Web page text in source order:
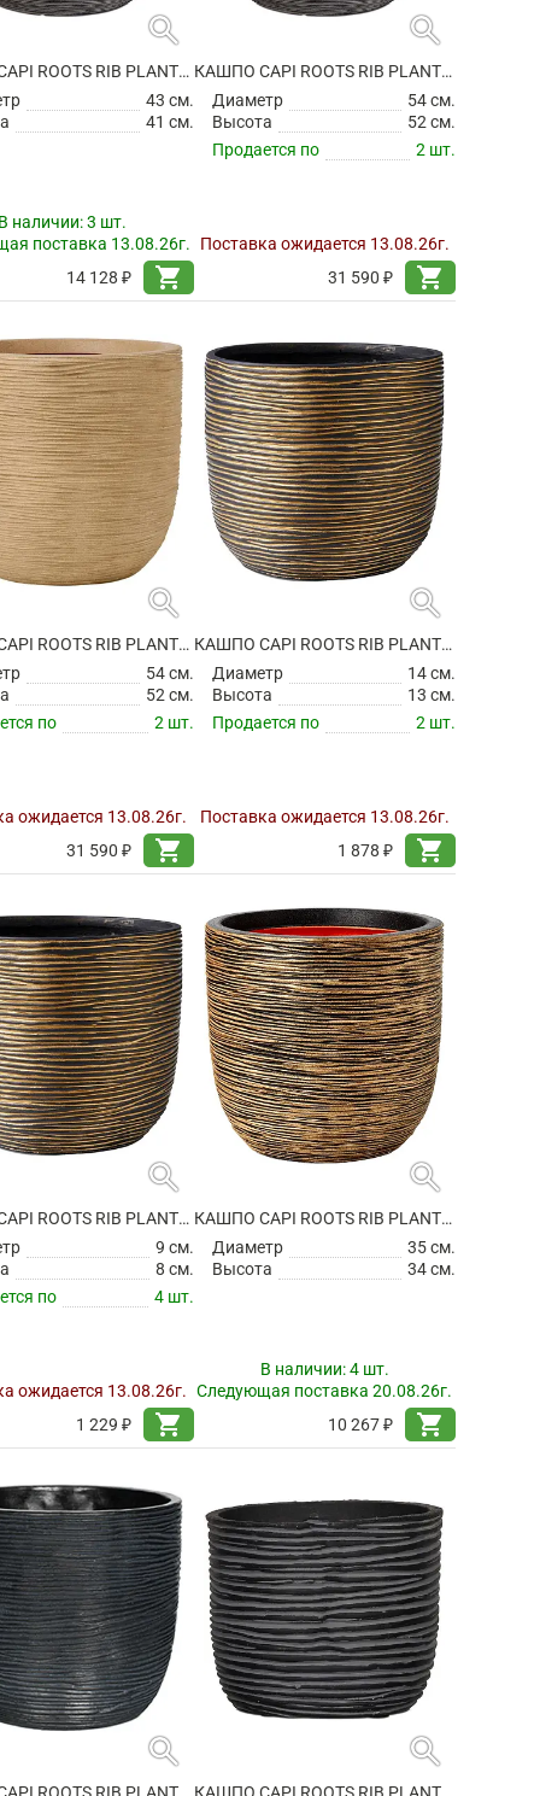
search
КАШПО CAPI ROOTS RIB PLANTER BALL ANTHRACITE
43 см.
41 см.
наличии:3 шт.
поставка 13.08.26г.
14 128 ₽
shopping_cart
search
КАШПО CAPI ROOTS RIB PLANTER BALL ANTHRACITE
Диаметр
54 см.
Высота
52 см.
Продается по
2 шт.
Поставка ожидается 13.08.26г.
31 590 ₽
shopping_cart
search
КАШПО CAPI ROOTS RIB PLANTER BALL BEIGE
54 см.
52 см.
по
2 шт.
ожидается 13.08.26г.
31 590 ₽
shopping_cart
search
КАШПО CAPI ROOTS RIB PLANTER BALL BLACK GOLD
Диаметр
14 см.
Высота
13 см.
Продается по
2 шт.
Поставка ожидается 13.08.26г.
1 878 ₽
shopping_cart
search
КАШПО CAPI ROOTS RIB PLANTER BALL BLACK GOLD
9 см.
8 см.
по
4 шт.
ожидается 13.08.26г.
1 229 ₽
shopping_cart
search
КАШПО CAPI ROOTS RIB PLANTER BALL BLACK GOLD
Диаметр
35 см.
Высота
34 см.
В наличии:4 шт.
Следующая поставка 20.08.26г.
10 267 ₽
shopping_cart
search search
КАШПО CAPI ROOTS RIB PLANTER BALL BLACK